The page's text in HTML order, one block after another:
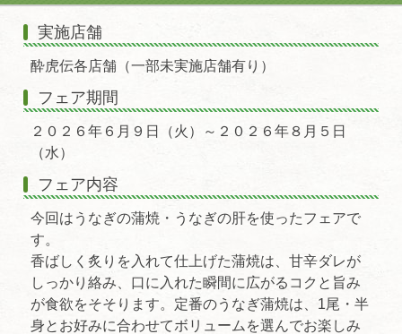
実施店舗
酔虎伝各店舗（一部未実施店舗有り）
フェア期間
２０２６年６月９日（火）～２０２６年８月５日
（水）
フェア内容
今回はうなぎの蒲焼・うなぎの肝を使ったフェアで
す。
香ばしく炙りを入れて仕上げた蒲焼は、甘辛ダレが
しっかり絡み、口に入れた瞬間に広がるコクと旨み
が食欲をそそります。定番のうなぎ蒲焼は、1尾・半
身とお好みに合わせてボリュームを選んでお楽しみ